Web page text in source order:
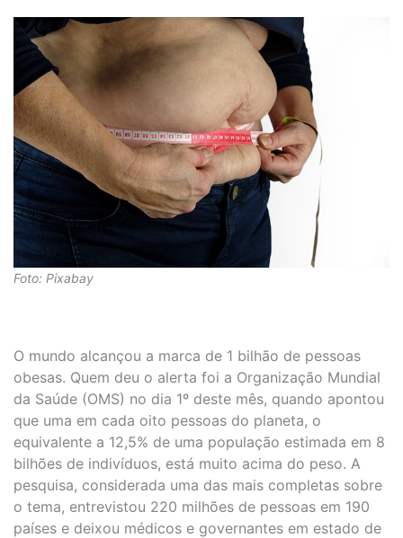
Foto: Pixabay
O mundo alcançou a marca de 1 bilhão de pessoas
obesas. Quem deu o alerta foi a Organização Mundial
da Saúde (OMS) no dia 1º deste mês, quando apontou
que uma em cada oito pessoas do planeta, o
equivalente a 12,5% de uma população estimada em 8
bilhões de indivíduos, está muito acima do peso. A
pesquisa, considerada uma das mais completas sobre
o tema, entrevistou 220 milhões de pessoas em 190
países e deixou médicos e governantes em estado de